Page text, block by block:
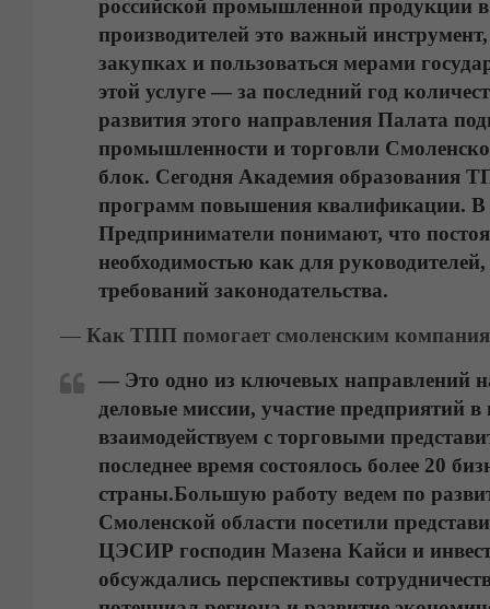
российской промышленной продукции
производителей это важный
закупках и пользоваться мерами
этой услуге — за последний год
развития этого направления Палата
промышленности и торговли
блок. Сегодня Академия образования
программ повышения квалификации. В
Предприниматели понимают, что
необходимостью как для
требований законодательства.
— Как ТПП помогает смоленским
— Это одно из ключевых направлений
деловые миссии, участие предприятий
взаимодействуем с торговыми
последнее время состоялось более 20
страны.Большую работу ведем по
Смоленской области посетили
ЦЭСИР господин Мазена Кайси и
обсуждались перспективы